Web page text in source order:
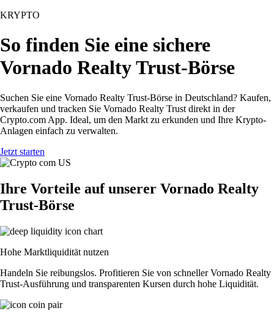
KRYPTO
So finden Sie eine sichere
Vornado Realty Trust-Börse
Suchen Sie eine Vornado Realty Trust-Börse in Deutschland? Kaufen,
verkaufen und tracken Sie Vornado Realty Trust direkt in der
Crypto.com App. Ideal, um den Markt zu erkunden und Ihre Krypto-
Anlagen einfach zu verwalten.
Jetzt starten
Ihre Vorteile auf unserer Vornado Realty
Trust-Börse
Hohe Marktliquidität nutzen
Handeln Sie reibungslos. Profitieren Sie von schneller Vornado Realty
Trust-Ausführung und transparenten Kursen durch hohe Liquidität.